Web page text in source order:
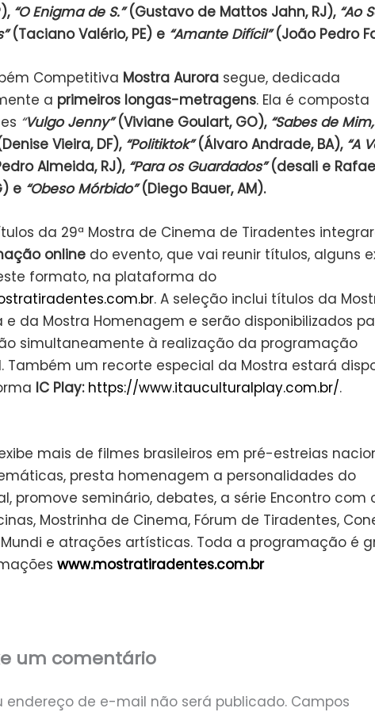
“O Enigma de S.”(Gustavo de Mattos Jahn, RJ), “Ao
(Taciano Valério, PE) e “Amante Difícil”(João Pedro
Competitiva Mostra Aurorasegue, dedicada
a primeiros longas-metragens. Ela é composta
“Vulgo Jenny”(Viviane Goulart, GO), “Sabes de
Vieira, DF), “Politiktok”(Álvaro Andrade, BA), “A
Almeida, RJ), “Para os Guardados”(desali e
e “Obeso Mórbido”(Diego Bauer, AM).
da 29ª Mostra de Cinema de Tiradentes
onlinedo evento, que vai reunir títulos, alguns
formato, na plataforma do
. A seleção inclui títulos da
e da Mostra Homenagem e serão disponibilizados
simultaneamente à realização da programação
Também um recorte especial da Mostra estará
IC Play: https://www.itauculturalplay.com.br/.
mais de filmes brasileiros em pré-estreias
presta homenagem a personalidades do
promove seminário, debates, a série Encontro com
Mostrinha de Cinema, Fórum de Tiradentes,
e atrações artísticas. Toda a programação é
www.mostratiradentes.com.br
um comentário
endereço de e-mail não será publicado. Campos